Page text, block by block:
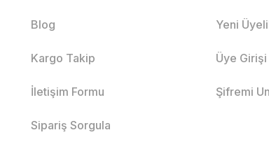
Blog
Kargo Takip
İletişim Formu
Sipariş Sorgula
Yeni
Üye Girişi
Şifremi